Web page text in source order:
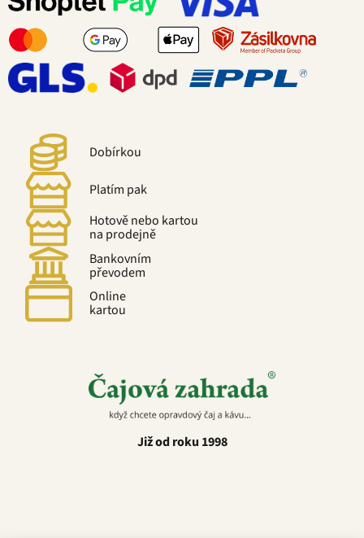
Dobírkou
Platím pak
Hotově nebo kartou
na prodejně
Bankovním
převodem
Online
kartou
Již od roku 1998